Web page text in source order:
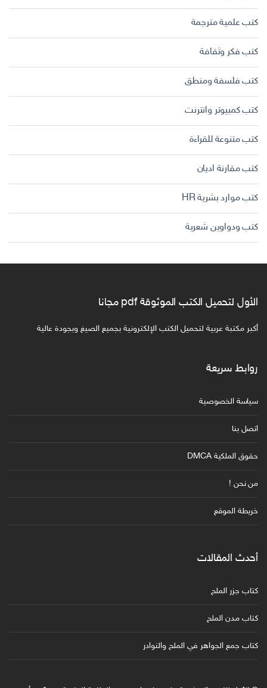
كتب علمية مترجمة
كتب فكر وثقافة
كتب فلسفة ومنطق
كتب كمبيوتر وانترنت
كتب متنوعة للقراءة
كتب مقارنة اديان
كتب موارد بشرية HR
كتب ودواوين شعرية
الأول لتحميل الكتب الموثوقة pdf مجانا
أكبر مكتبة عربية لتحميل الكتب الإلكترونية بجميع الصيغ وبجودة عالية
روابط سريعة
سياسة الخصوصية
اتصل بنا
حقوق الملكية DMCA
من نحن !
خريطة الموقع
أحدث المقالات
كتاب جزر الملح
كتاب مدن الملح
كتاب جمع الجواهر في الملح والنوادر